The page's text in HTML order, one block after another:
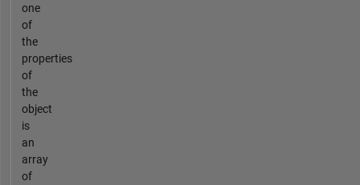
one
of
the
properties
of
the
object
is
an
array
of